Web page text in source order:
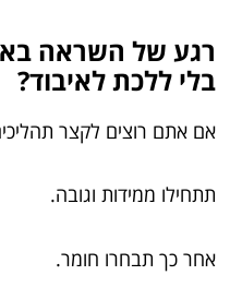
רגע של השראה
בלי ללכת לאיבוד?
אם אתם רוצים לקצר
תתחילו ממידות וגובה.
אחר כך תבחרו חומר.